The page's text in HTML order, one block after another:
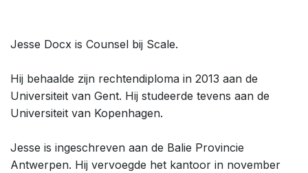
Jesse Docx is Counsel bij Scale.
Hij behaalde zijn rechtendiploma in 2013 aan de
Universiteit van Gent. Hij studeerde tevens aan de
Universiteit van Kopenhagen.
Jesse is ingeschreven aan de Balie Provincie
Antwerpen. Hij vervoegde het kantoor in november